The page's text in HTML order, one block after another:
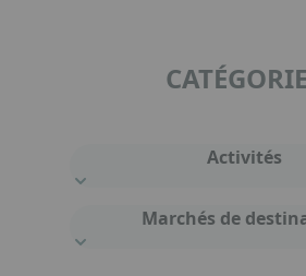
Activités
Marchés de